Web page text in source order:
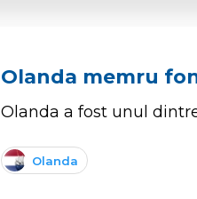
Olanda memru
Olanda a fost unul
Olanda